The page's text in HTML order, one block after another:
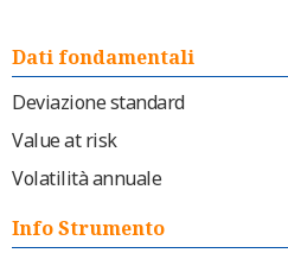
Dati fondamentali
Deviazione standard
Value at risk
Volatilità annuale
Info Strumento